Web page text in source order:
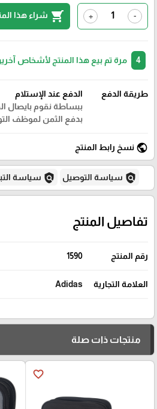
-
+
shopping_cart شراء هذا
مرة تم بيع هذا المنتج لأشخاص
طريقة الدفع
الدفع عند الإستلام
ببساطة نقوم بايصال
بدفع الثمن لموظف
public نسخ رابط المنتج
policy سياسة التوصيل policy سياسة
تفاصيل المنتج
رقم المنتج 1590
العلامة التجارية Adidas
منتجات ذات صلة
favorite_border